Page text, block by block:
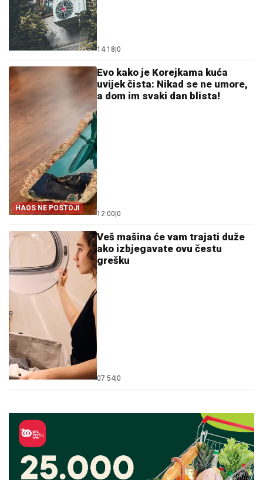
14:18 0
HAOS NE POSTOJI
Evo kako je Korejkama kuća
uvijek čista: Nikad se ne umore,
a dom im svaki dan blista!
12:00 0
Veš mašina će vam trajati duže
ako izbjegavate ovu čestu
grešku
07:54 0